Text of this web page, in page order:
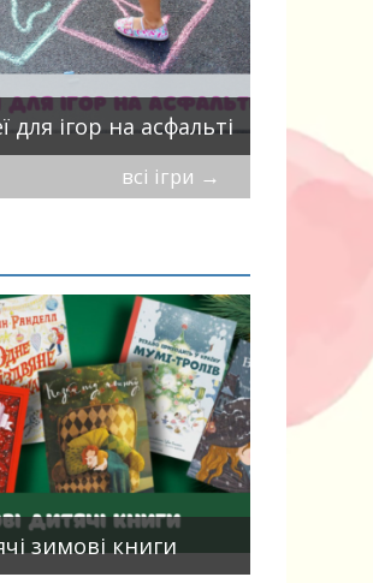
для ігор на асфальті
мирись,
всі ігри →
зимові книги